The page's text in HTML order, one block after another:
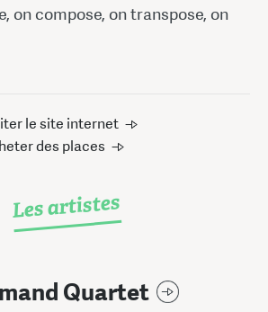
on compose, on transpose, on
le site internet
des places
Les artistes
Quartet